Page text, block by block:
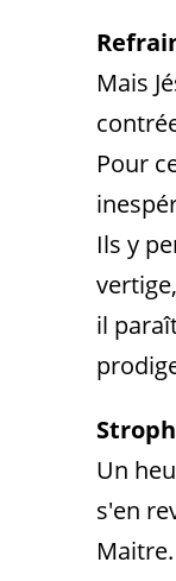
Mais
Pour
Ils y
vertige,
il
Un
s'en
Maitre.